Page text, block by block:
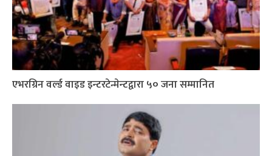
एभरग्रिन वर्ल्ड वाइड इन्टरटेन्मेन्टद्वारा ५० जना सम्मानित